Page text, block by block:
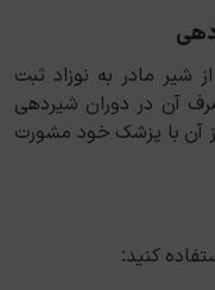
شیر مادر به نوزاد ثبت
آن در دوران شیردهی
آن با پزشک خود مشورت
کنید: